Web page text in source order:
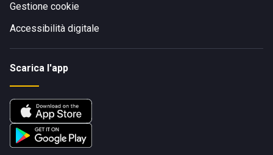
Gestione cookie
Accessibilità digitale
Scarica l'app